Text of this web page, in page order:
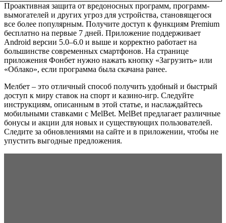
Проактивная защита от вредоносных программ, программ-
вымогателей и других угроз для устройства, становящегося
все более популярным. Получите доступ к функциям Premium
бесплатно на первые 7 дней. Приложение поддерживает
Android версии 5.0–6.0 и выше и корректно работает на
большинстве современных смартфонов. На странице
приложения Фонбет нужно нажать кнопку «Загрузить» или
«Облако», если программа была скачана ранее.
Мелбет – это отличный способ получить удобный и быстрый
доступ к миру ставок на спорт и казино-игр. Следуйте
инструкциям, описанным в этой статье, и наслаждайтесь
мобильными ставками с MelBet. MelBet предлагает различные
бонусы и акции для новых и существующих пользователей.
Следите за обновлениями на сайте и в приложении, чтобы не
упустить выгодные предложения.